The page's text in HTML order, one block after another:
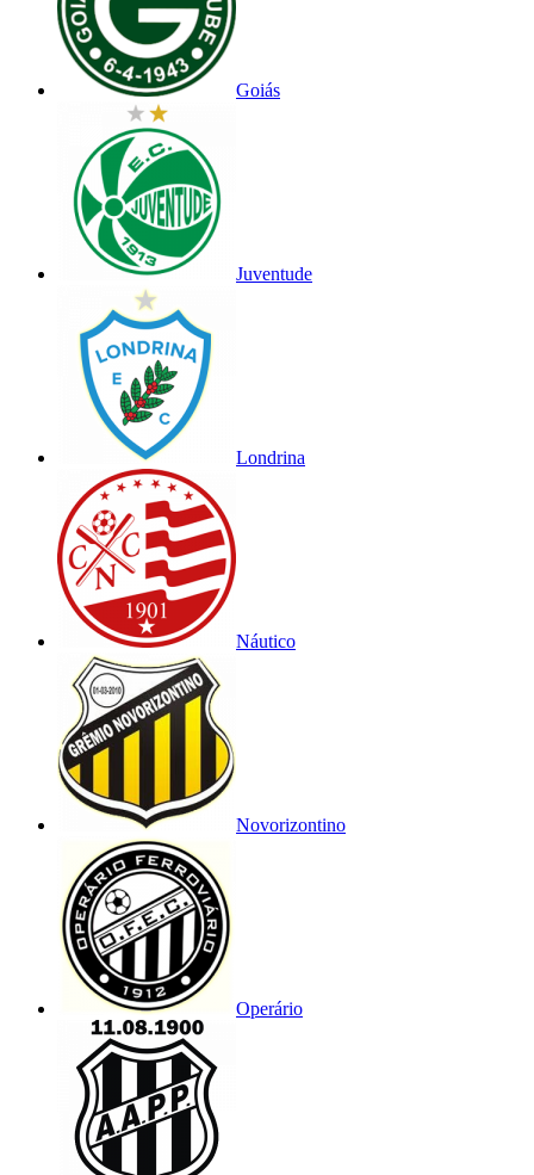
Goiás
Juventude
Londrina
Náutico
Novorizontino
Operário